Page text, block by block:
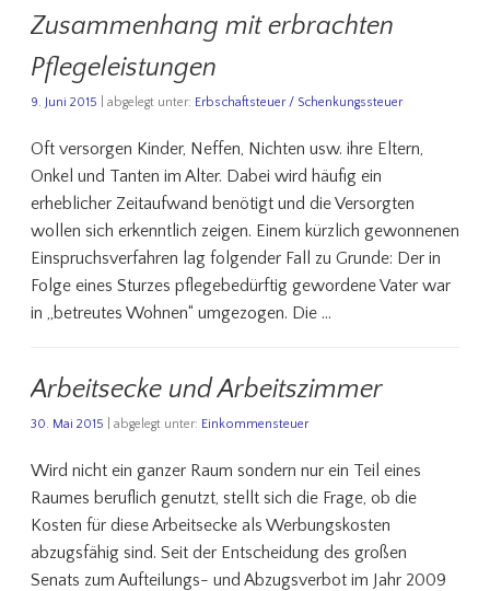
Zusammenhang mit erbrachten
Pflegeleistungen
9. Juni 2015 | abgelegt unter: Erbschaftsteuer / Schenkungssteuer
Oft versorgen Kinder, Neffen, Nichten usw. ihre Eltern,
Onkel und Tanten im Alter. Dabei wird häufig ein
erheblicher Zeitaufwand benötigt und die Versorgten
wollen sich erkenntlich zeigen. Einem kürzlich gewonnenen
Einspruchsverfahren lag folgender Fall zu Grunde: Der in
Folge eines Sturzes pflegebedürftig gewordene Vater war
in „betreutes Wohnen“ umgezogen. Die …
Arbeitsecke und Arbeitszimmer
30. Mai 2015 | abgelegt unter: Einkommensteuer
Wird nicht ein ganzer Raum sondern nur ein Teil eines
Raumes beruflich genutzt, stellt sich die Frage, ob die
Kosten für diese Arbeitsecke als Werbungskosten
abzugsfähig sind. Seit der Entscheidung des großen
Senats zum Aufteilungs- und Abzugsverbot im Jahr 2009